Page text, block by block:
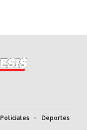
Policiales
Deportes